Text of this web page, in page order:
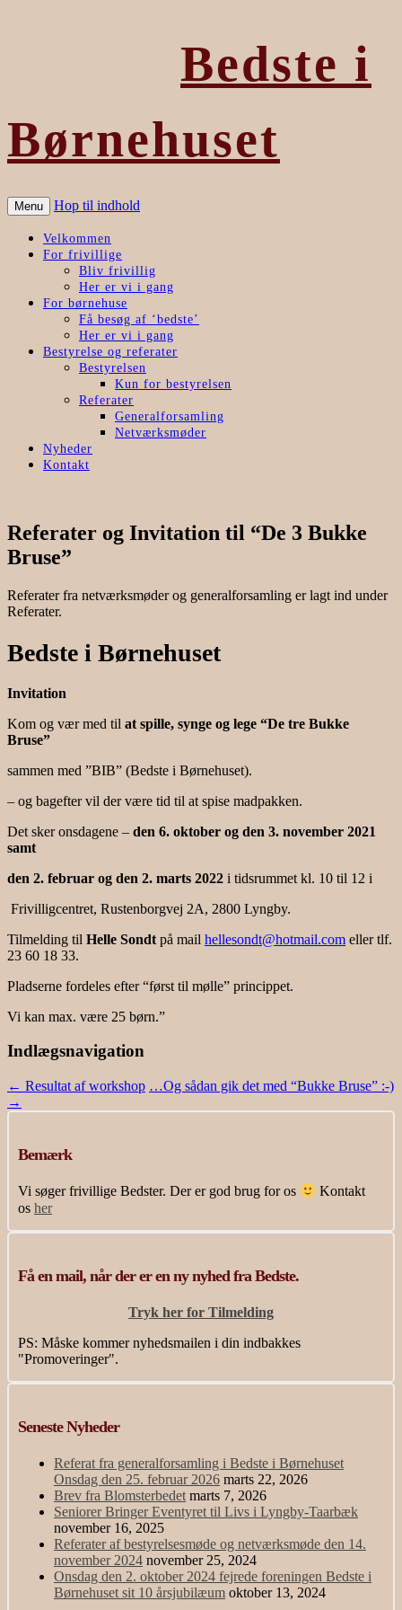
Bedste i
Børnehuset
Menu Hop til indhold
Velkommen
For frivillige
Bliv frivillig
Her er vi i gang
For børnehuse
Få besøg af ‘bedste’
Her er vi i gang
Bestyrelse og referater
Bestyrelsen
Kun for bestyrelsen
Referater
Generalforsamling
Netværksmøder
Nyheder
Kontakt
Referater og Invitation til “De 3 Bukke
Bruse”
Referater fra netværksmøder og generalforsamling er lagt ind under
Referater.
Bedste i Børnehuset
Invitation
Kom og vær med til at spille, synge og lege “De tre Bukke
Bruse”
sammen med ”BIB” (Bedste i Børnehuset).
– og bagefter vil der være tid til at spise madpakken.
Det sker onsdagene – den 6. oktober og den 3. november 2021
samt
den 2. februar og den 2. marts 2022 i tidsrummet kl. 10 til 12 i
Frivilligcentret, Rustenborgvej 2A, 2800 Lyngby.
Tilmelding til Helle Sondt på mail hellesondt@hotmail.com eller tlf.
23 60 18 33.
Pladserne fordeles efter “først til mølle” princippet.
Vi kan max. være 25 børn.”
Indlægsnavigation
← Resultat af workshop …Og sådan gik det med “Bukke Bruse” :-)
→
Bemærk
Vi søger frivillige Bedster. Der er god brug for os
Kontakt
os her
Få en mail, når der er en ny nyhed fra Bedste.
Tryk her for Tilmelding
PS: Måske kommer nyhedsmailen i din indbakkes
"Promoveringer".
Seneste Nyheder
Referat fra generalforsamling i Bedste i Børnehuset
Onsdag den 25. februar 2026 marts 22, 2026
Brev fra Blomsterbedet marts 7, 2026
Seniorer Bringer Eventyret til Livs i Lyngby-Taarbæk
november 16, 2025
Referater af bestyrelsesmøde og netværksmøde den 14.
november 2024 november 25, 2024
Onsdag den 2. oktober 2024 fejrede foreningen Bedste i
Børnehuset sit 10 årsjubilæum oktober 13, 2024